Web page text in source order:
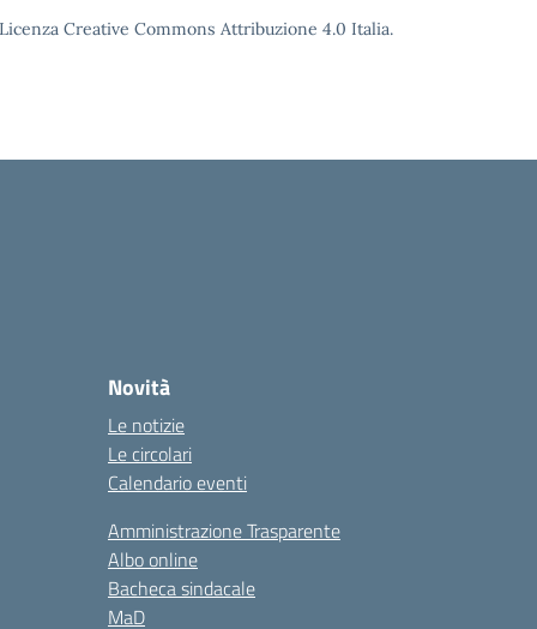
Creative Commons Attribuzione 4.0 Italia.
Novità
Le notizie
Le circolari
Calendario eventi
Amministrazione Trasparente
Albo online
Bacheca sindacale
MaD